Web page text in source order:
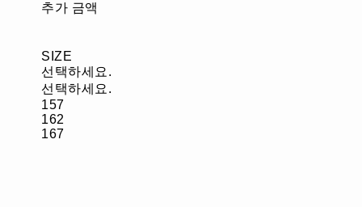
추가 금액
SIZE
선택하세요.
선택하세요.
157
162
167